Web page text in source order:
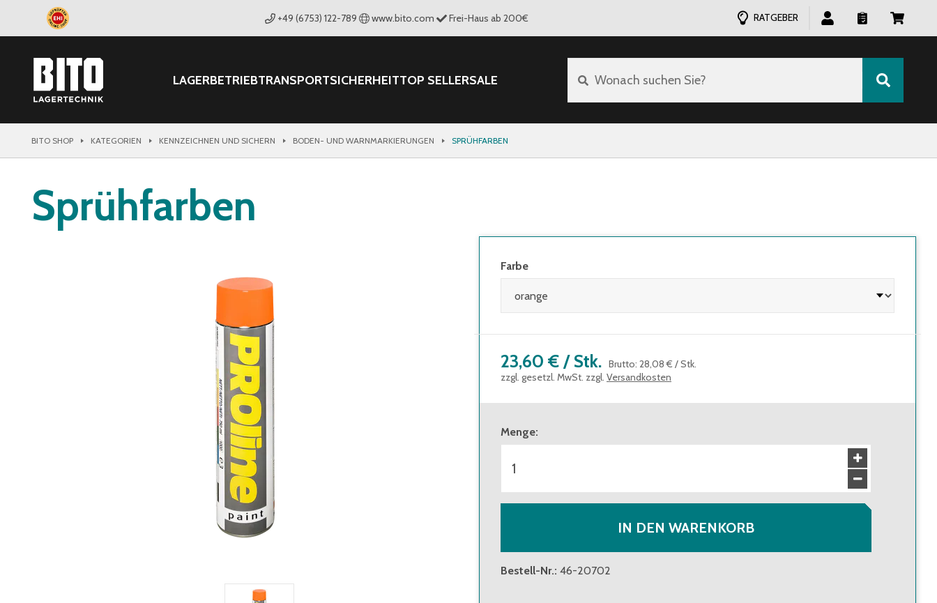
+49 (6753) 122-789 www.bito.com Frei-Haus ab 200€ RATGEBER
LAGERBETRIEBTRANSPORTSICHERHEITTOP SELLERSALE Wonach suchen Sie?
BITO SHOP KATEGORIEN KENNZEICHNEN UND SICHERN BODEN- UND WARNMARKIERUNGEN SPRÜHFARBEN
Sprühfarben
Farbe
23,60 € / Stk. Brutto: 28,08 € /Stk.
zzgl. gesetzl. MwSt. zzgl. Versandkosten
Menge:
IN DEN WARENKORB
Bestell-Nr.: 46-20702